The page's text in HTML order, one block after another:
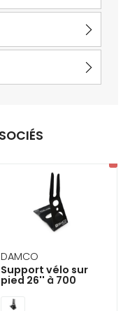
DAMCO
Support vélo sur
pied 26'' à 700